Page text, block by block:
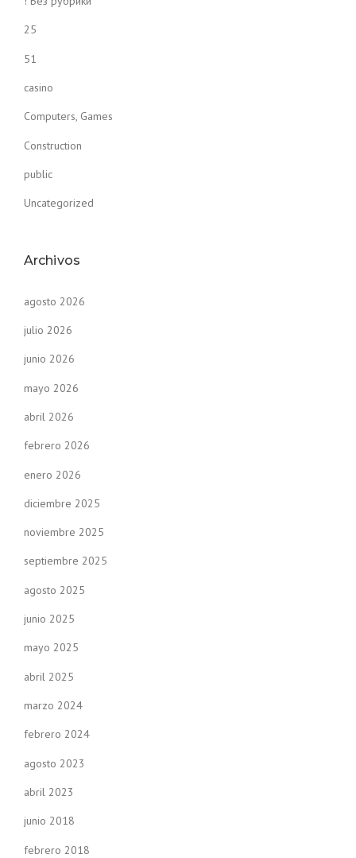
25
51
casino
Computers, Games
Construction
public
Uncategorized
Archivos
agosto 2026
julio 2026
junio 2026
mayo 2026
abril 2026
febrero 2026
enero 2026
diciembre 2025
noviembre 2025
septiembre 2025
agosto 2025
junio 2025
mayo 2025
abril 2025
marzo 2024
febrero 2024
agosto 2023
abril 2023
junio 2018
febrero 2018